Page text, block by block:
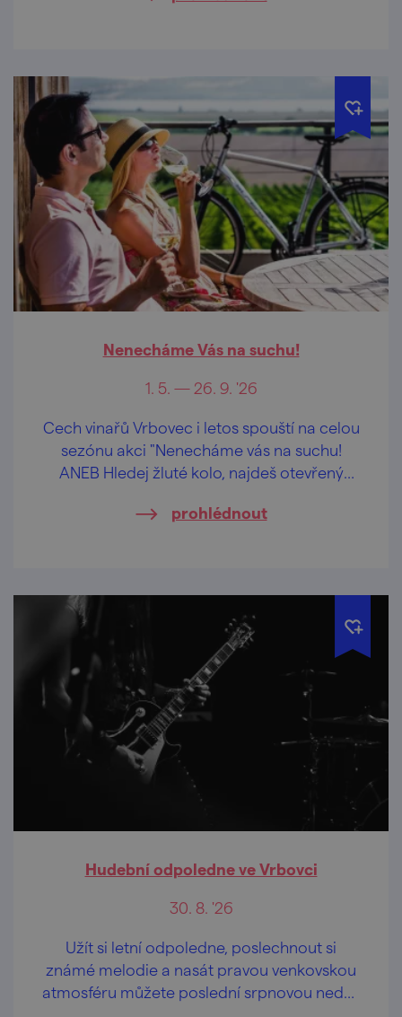
Nenecháme Vás na suchu!
1. 5. — 26. 9. '26
Cech vinařů Vrbovec i letos spouští na celou
sezónu akci "Nenecháme vás na suchu!
ANEB Hledej žluté kolo, najdeš otevřený
prohlédnout
Hudební odpoledne ve Vrbovci
30. 8. '26
Užít si letní odpoledne, poslechnout si
známé melodie a nasát pravou venkovskou
atmosféru můžete poslední srpnovou neděli